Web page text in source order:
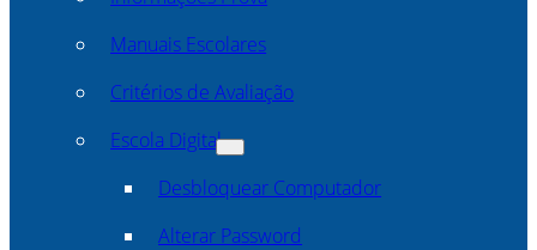
Manuais Escolares
Critérios de Avaliação
Escola Digital
Desbloquear Computador
Alterar Password